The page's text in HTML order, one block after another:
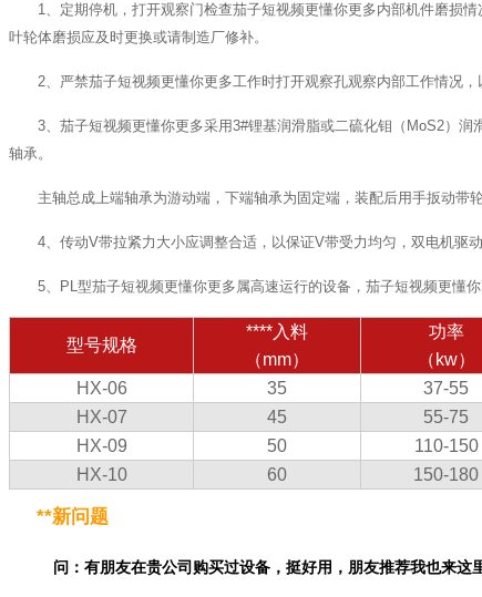
1、定期停机，打开观察门检查茄子短视频更懂你更多内部机件磨损
叶轮体磨损应及时更换或请制造厂修补。
2、严禁茄子短视频更懂你更多工作时打开观察孔观察内部工作情况，
3、茄子短视频更懂你更多采用3#锂基润滑脂或二硫化钼（MoS2）
轴承。
主轴总成上端轴承为游动端，下端轴承为固定端，装配后用手扳动带
4、传动V带拉紧力大小应调整合适，以保证V带受力均匀，双电机驱
5、PL型茄子短视频更懂你更多属高速运行的设备，茄子短视频更懂
型号规格
****入料
（mm）
功率
（kw）
HX-06
35 37-55
HX-07
45 55-75
HX-09
50 110-150
HX-10
60 150-180
**新问题
问：有朋友在贵公司购买过设备，挺好用，朋友推荐我也来这